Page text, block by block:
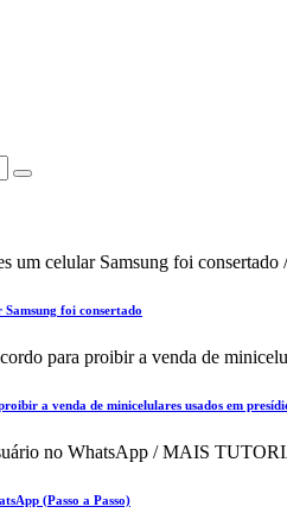
foi consertado
a venda de minicelulares usados em
(Passo a Passo)